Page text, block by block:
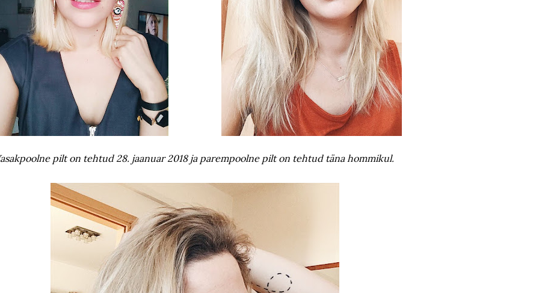
pilt on tehtud 28. jaanuar 2018 ja parempoolne pilt on tehtud täna hommikul.